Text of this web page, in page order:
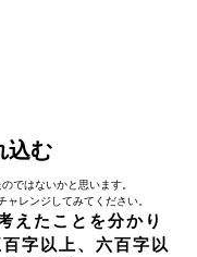
込む
ではないかと思います。
レンジしてみてください。
たことを分かり
字以上、六百字以